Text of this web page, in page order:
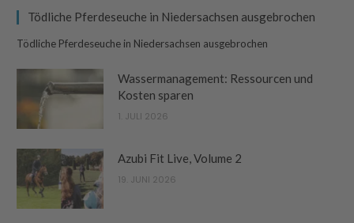
Tödliche Pferdeseuche in Niedersachsen ausgebrochen
Tödliche Pferdeseuche in Niedersachsen ausgebrochen
Wassermanagement: Ressourcen und
Kosten sparen
1. JULI 2026
Azubi Fit Live, Volume 2
19. JUNI 2026